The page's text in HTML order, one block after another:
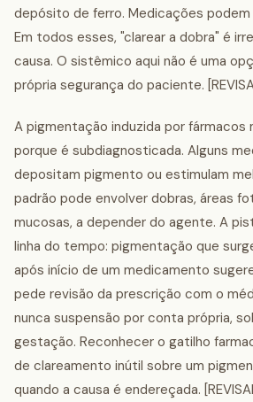
depósito de ferro. Medicações
Em todos esses, "clarear a dobra" é
causa. O sistêmico aqui não é uma
própria segurança do paciente.
A pigmentação induzida por
porque é subdiagnosticada. Alguns
depositam pigmento ou estimulam
padrão pode envolver dobras, áreas
mucosas, a depender do agente. A
linha do tempo: pigmentação que
após início de um medicamento
pede revisão da prescrição com o
nunca suspensão por conta própria,
gestação. Reconhecer o gatilho
de clareamento inútil sobre um
quando a causa é endereçada.